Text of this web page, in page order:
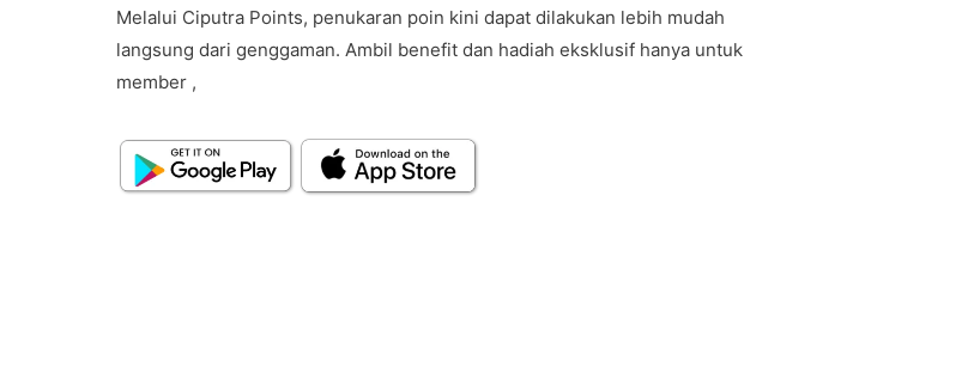
Melalui Ciputra Points, penukaran poin kini dapat dilakukan lebih mudah
langsung dari genggaman. Ambil benefit dan hadiah eksklusif hanya untuk
member ,